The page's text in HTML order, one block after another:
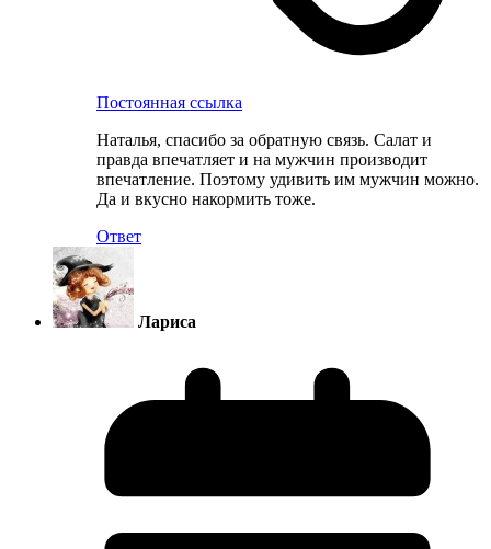
Постоянная ссылка
Наталья, спасибо за обратную связь. Салат и
правда впечатляет и на мужчин производит
впечатление. Поэтому удивить им мужчин можно.
Да и вкусно накормить тоже.
Ответ
Лариса